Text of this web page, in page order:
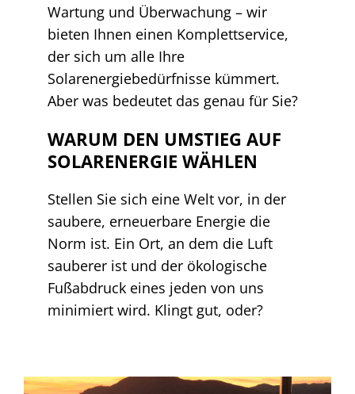
Wartung und Überwachung – wir
bieten Ihnen einen Komplettservice,
der sich um alle Ihre
Solarenergiebedürfnisse kümmert.
Aber was bedeutet das genau für Sie?
WARUM DEN UMSTIEG AUF
SOLARENERGIE WÄHLEN
Stellen Sie sich eine Welt vor, in der
saubere, erneuerbare Energie die
Norm ist. Ein Ort, an dem die Luft
sauberer ist und der ökologische
Fußabdruck eines jeden von uns
minimiert wird. Klingt gut, oder?